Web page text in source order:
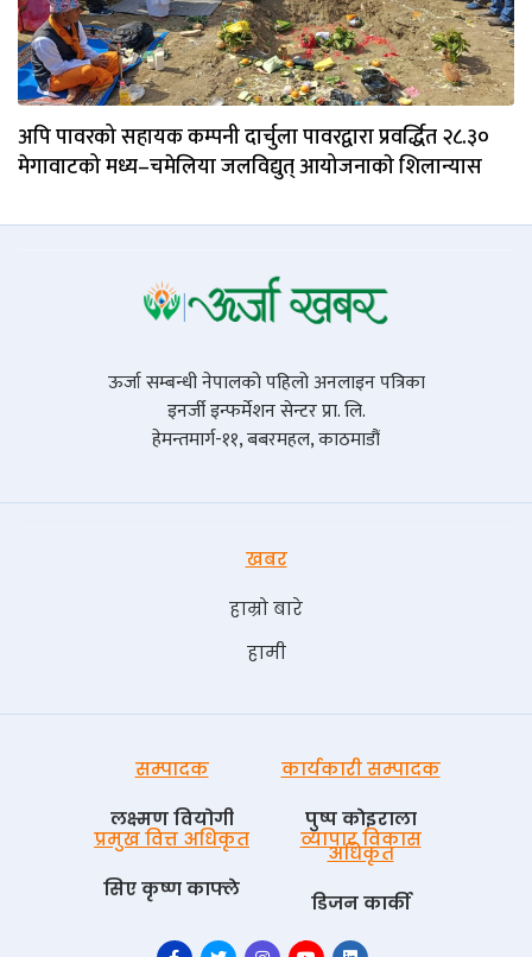
अपि पावरको सहायक कम्पनी दार्चुला पावरद्वारा प्रवर्द्धित २८.३०
मेगावाटको मध्य–चमेलिया जलविद्युत् आयोजनाकाे शिलान्यास
ऊर्जा सम्बन्धी नेपालको पहिलो अनलाइन पत्रिका
इनर्जी इन्फर्मेशन सेन्टर प्रा. लि.
हेमन्तमार्ग-११, बबरमहल, काठमाडौं
खबर
हाम्रो बारे
हामी
सम्पादक
लक्ष्मण वियोगी
कार्यकारी सम्पादक
पुष्प काेइराला
प्रमुख वित्त अधिकृत
सिए कृष्ण काफ्ले
व्यापार विकास
अधिकृत
डिजन कार्की